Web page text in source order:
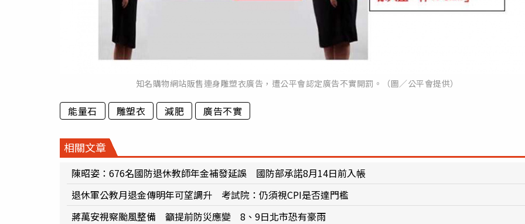
知名購物網站販售連身雕塑衣廣告，遭公平會認定廣告不實開罰。（圖／公平會提供）
能量石 雕塑衣 減肥 廣告不實
相關文章
陳昭姿：676名國防退休教師年金補發延誤 國防部承諾8月14日前入帳
退休軍公教月退金傳明年可望調升 考試院：仍須視CPI是否達門檻
蔣萬安視察颱風整備 籲提前防災應變 8、9日北市恐有豪雨